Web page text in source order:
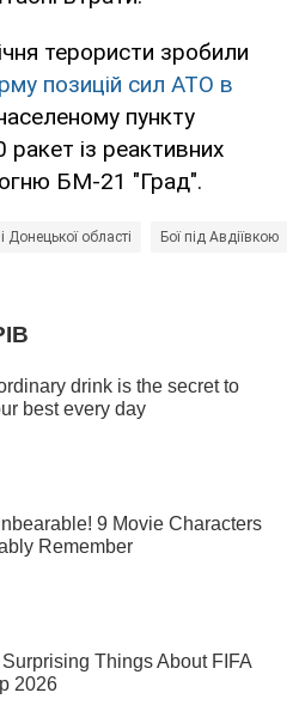
терористи зробили
позицій сил АТО в
пункту
із реактивних
БМ-21 "Град".
області Бої під Авдіївкою